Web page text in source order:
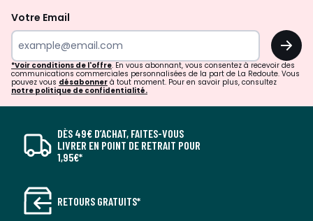
Votre Email
OK
*Voir conditions de l'offre. En vous abonnant, vous consentez à recevoir des
communications commerciales personnalisées de la part de La Redoute. Vous
pouvez vous désabonner à tout moment. Pour en savoir plus, consultez
notre politique de confidentialité.
DÈS 49€ D’ACHAT, FAITES-VOUS
LIVRER EN POINT DE RETRAIT POUR
1,95€*
RETOURS GRATUITS*